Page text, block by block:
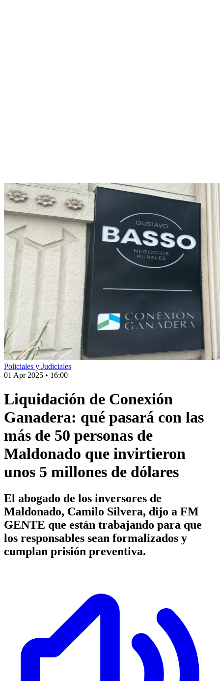
Policiales y Judiciales
01 Apr 2025 • 16:00
Liquidación de Conexión
Ganadera: qué pasará con las
más de 50 personas de
Maldonado que invirtieron
unos 5 millones de dólares
El abogado de los inversores de
Maldonado, Camilo Silvera, dijo a FM
GENTE que están trabajando para que
los responsables sean formalizados y
cumplan prisión preventiva.